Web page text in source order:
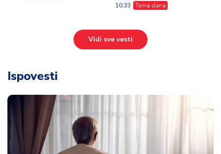
10:33 Tema dana
Vidi sve vesti
Ispovesti